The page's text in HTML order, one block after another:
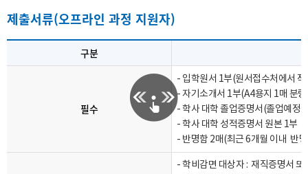
제출서류(오프라인 과정 지원자)
구분
필수
- 입학원서 1부(원서접수처에서 작
- 자기소개서 1부(A4용지 1매 분
- 학사 대학 졸업증명서(졸업예정
- 학사 대학 성적증명서 원본 1부
- 반명함 2매(최근 6개월 이내 반
- 학비감면 대상자 : 재직증명서